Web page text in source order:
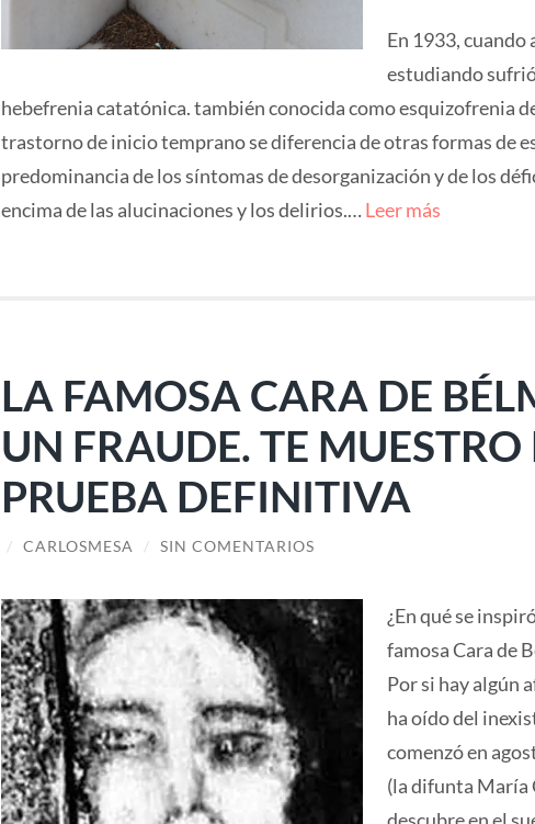
En 1933, cuando
estudiando
hebefrenia catatónica. también conocida como esquizofrenia
trastorno de inicio temprano se diferencia de otras formas de
predominancia de los síntomas de desorganización y de los
encima de las alucinaciones y los delirios.…Leer más
LA FAMOSA CARA DE
UN FRAUDE. TE MUESTRO
PRUEBA DEFINITIVA
/ CARLOSMESA / SIN COMENTARIOS
¿En qué se
famosa Cara de
Por si hay algún
ha oído del
comenzó en
(la difunta María